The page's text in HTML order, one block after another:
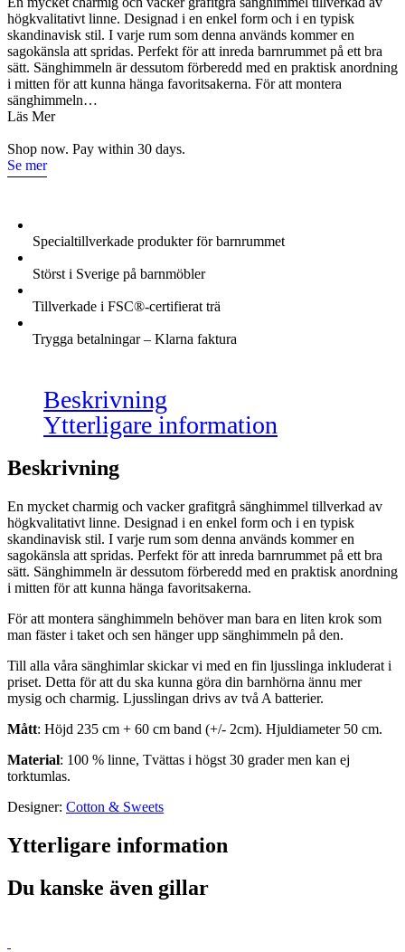
linne
till
barnrummet
med
ljusslinga,
Cotton&Sweets
mängd
högkvalitativt linne. Designad i en enkel form och i en typisk
skandinavisk stil. I varje rum som denna används kommer en
sagokänsla att spridas. Perfekt för att inreda barnrummet på ett bra
sätt. Sänghimmeln är dessutom förberedd med en praktisk anordning
i mitten för att kunna hänga favoritsakerna. För att montera
sänghimmeln…
Läs Mer
Shop now. Pay within 30 days.
Se mer
Specialtillverkade produkter för barnrummet
Störst i Sverige på barnmöbler
Tillverkade i FSC®-certifierat trä
Trygga betalningar – Klarna faktura
Beskrivning
Ytterligare information
Beskrivning
En mycket charmig och vacker grafitgrå sänghimmel tillverkad av
högkvalitativt linne. Designad i en enkel form och i en typisk
skandinavisk stil. I varje rum som denna används kommer en
sagokänsla att spridas. Perfekt för att inreda barnrummet på ett bra
sätt. Sänghimmeln är dessutom förberedd med en praktisk anordning
i mitten för att kunna hänga favoritsakerna.
För att montera sänghimmeln behöver man bara en liten krok som
man fäster i taket och sen hänger upp sänghimmeln på den.
Till alla våra sänghimlar skickar vi med en fin ljusslinga inkluderat i
priset. Detta för att du ska kunna göra din barnhörna ännu mer
mysig och charmig. Ljusslingan drivs av två A batterier.
Mått: Höjd 235 cm + 60 cm band (+/- 2cm). Hjuldiameter 50 cm.
Material: 100 % linne, Tvättas i högst 30 grader men kan ej
torktumlas.
Designer: Cotton & Sweets
Ytterligare information
Du kanske även gillar